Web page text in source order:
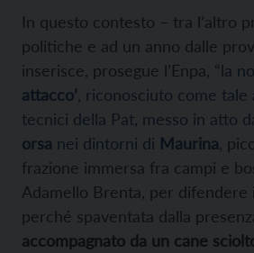
In questo contesto – tra l’altro
politiche e ad un anno dalle
inserisce, prosegue l’Enpa, “la
attacco’, riconosciuto come tale
tecnici della Pat, messo in atto
orsa nei dintorni di Maurina ,
frazione immersa fra campi e
Adamello Brenta, per difendere
perché spaventata dalla
accompagnato da un cane